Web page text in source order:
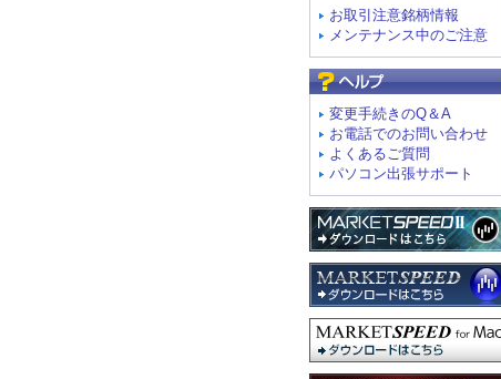
お取引注意銘柄情報
メンテナンス中のご注意
変更手続きのQ＆A
お電話でのお問い合わせ
よくあるご質問
パソコン出張サポート